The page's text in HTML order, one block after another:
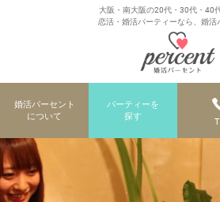
大阪・南大阪の20代・30代・40
恋活・婚活パーティーなら、婚活
婚活パーセント
について
パーティーを
探す